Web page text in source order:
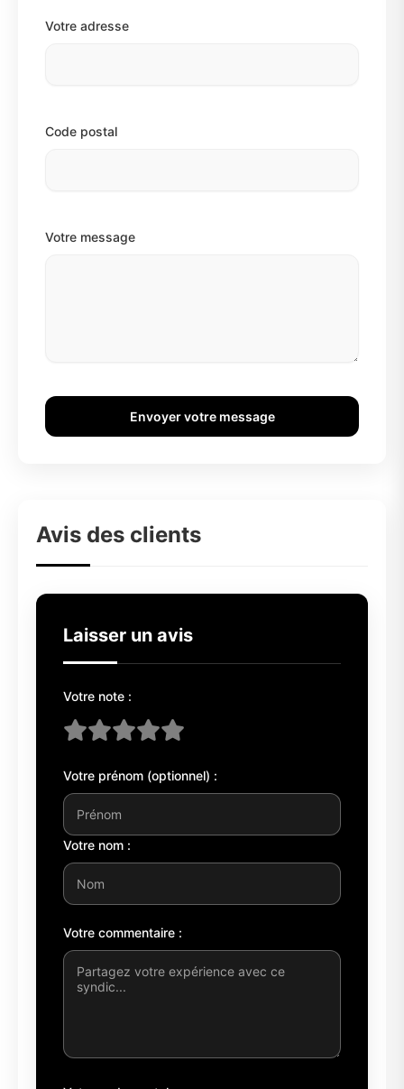
Votre adresse
Code postal
Votre message
Envoyer votre message
Avis des clients
Laisser un avis
Votre note :
Votre prénom (optionnel) :
Votre nom :
Votre commentaire :